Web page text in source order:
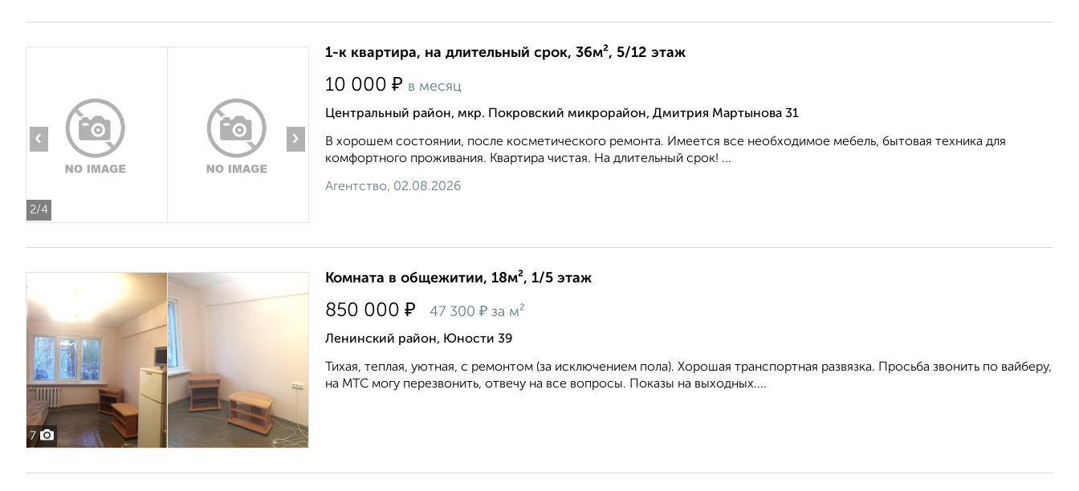
2/4
‹ ›
1-к квартира, на длительный срок, 36м², 5/12 этаж
10 000 ₽ в месяц
Центральный район, мкр. Покровский микрорайон, Дмитрия Мартынова 31
В хорошем состоянии, после косметического ремонта. Имеется все необходимое мебель, бытовая техника для
комфортного проживания. Квартира чистая. На длительный срок! ...
Агентство, 02.08.2026
7
Комната в общежитии, 18м², 1/5 этаж
850 000 ₽ 47 300 ₽ за м²
Ленинский район, Юности 39
Тихая, теплая, уютная, с ремонтом (за исключением пола). Хорошая транспортная развязка. Просьба звонить по вайберу,
на МТС могу перезвонить, отвечу на все вопросы. Показы на выходных....